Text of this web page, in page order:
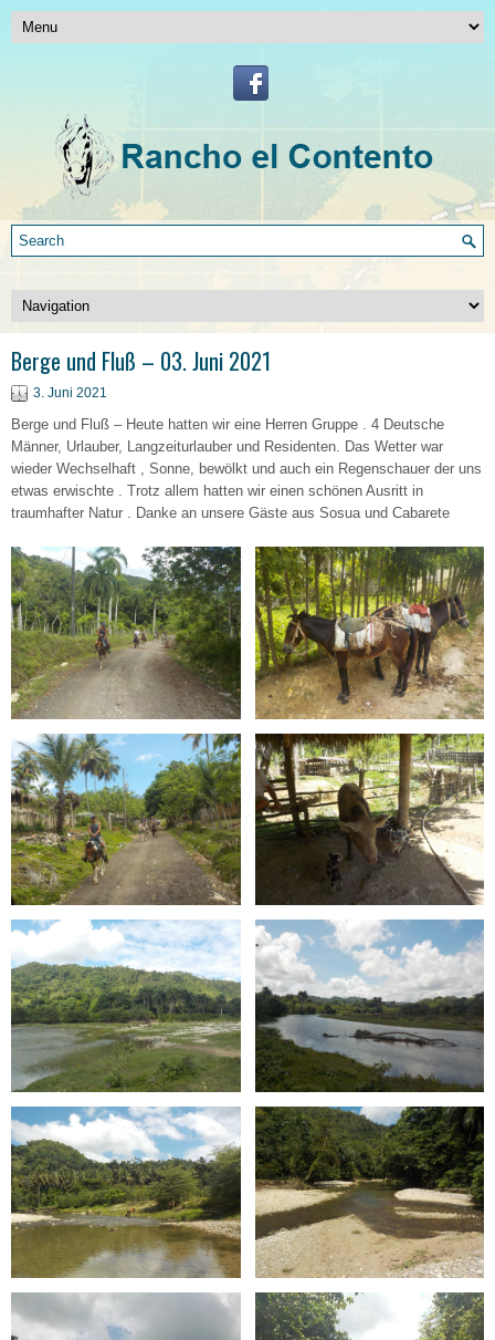
Berge und Fluß – 03. Juni 2021
3. Juni 2021
Berge und Fluß – Heute hatten wir eine Herren Gruppe . 4 Deutsche
Männer, Urlauber, Langzeiturlauber und Residenten. Das Wetter war
wieder Wechselhaft , Sonne, bewölkt und auch ein Regenschauer der uns
etwas erwischte . Trotz allem hatten wir einen schönen Ausritt in
traumhafter Natur . Danke an unsere Gäste aus Sosua und Cabarete